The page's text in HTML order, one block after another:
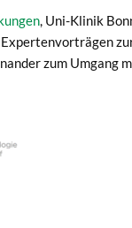
, Uni-Klinik
zum Umgang